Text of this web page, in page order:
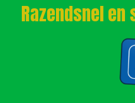
Razendsnel